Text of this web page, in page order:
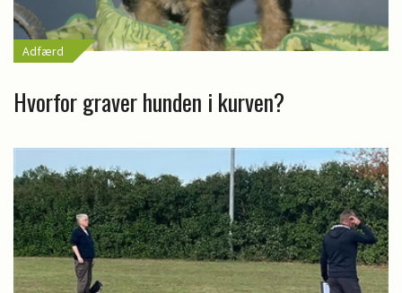
Adfærd
Hvorfor graver hunden i kurven?